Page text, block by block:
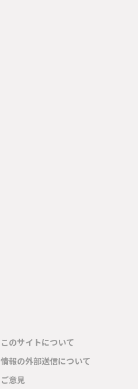
このサイトについて
情報の外部送信について
ご意見